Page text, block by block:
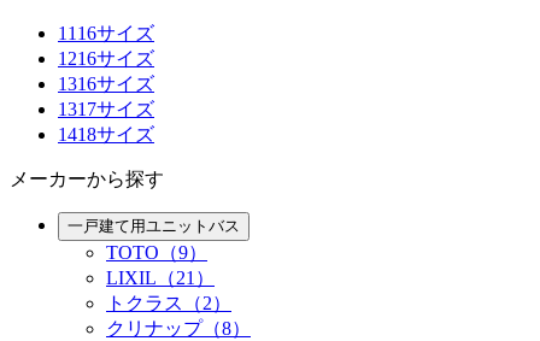
1116サイズ
1216サイズ
1316サイズ
1317サイズ
1418サイズ
メーカーから探す
一戸建て用ユニットバス
TOTO（9）
LIXIL（21）
トクラス（2）
クリナップ（8）